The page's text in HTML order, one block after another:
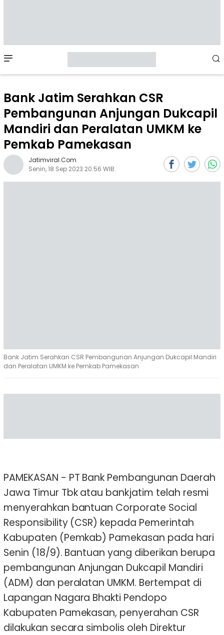
Menu
Bank Jatim Serahkan CSR
Pembangunan Anjungan Dukcapil
Mandiri dan Peralatan UMKM ke
Pemkab Pamekasan
Jatimviral.com
Senin, 18 Sep 2023 20:56 WIB
Bank Jatim Serahkan CSR Pembangunan Anjungan Dukcapil Mandiri
dan Peralatan UMKM ke Pemkab Pamekasan
PAMEKASAN - PT Bank Pembangunan Daerah
Jawa Timur Tbk atau bankjatim telah resmi
menyerahkan bantuan Corporate Social
Responsibility (CSR) kepada Pemerintah
Kabupaten (Pemkab) Pamekasan pada hari
Senin (18/9). Bantuan yang diberikan berupa
pembangunan Anjungan Dukcapil Mandiri
(ADM) dan peralatan UMKM. Bertempat di
Lapangan Nagara Bhakti Pendopo
Kabupaten Pamekasan, penyerahan CSR
dilakukan secara simbolis oleh Direktur